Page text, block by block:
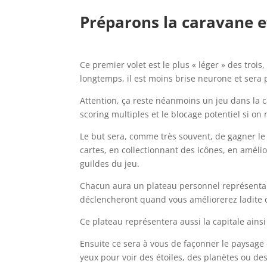
Préparons la caravane
Ce premier volet est le plus « léger » des
longtemps, il est moins brise neurone et
Attention, ça reste néanmoins un jeu dans la
scoring multiples et le blocage potentiel si on
Le but sera, comme très souvent, de gagner
cartes, en collectionnant des icônes, en
guildes du jeu.
Chacun aura un plateau personnel
déclencheront quand vous améliorerez ladite
Ce plateau représentera aussi la capitale
Ensuite ce sera à vous de façonner le
yeux pour voir des étoiles, des planètes ou